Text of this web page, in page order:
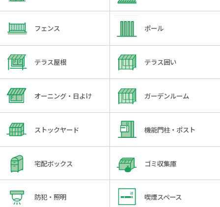
フェンス ポール
テラス屋根 テラス囲い
オーニング・日よけ ガーデンルーム
ストックヤード 機能門柱・ポスト
宅配ボックス ゴミ収集庫
防犯・照明 喫煙スペース